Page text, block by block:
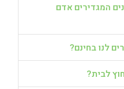
המגדירים אדם
לנו בחינם?
לבית?